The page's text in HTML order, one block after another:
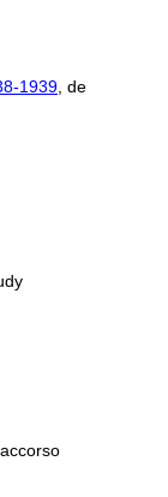
1939 , de